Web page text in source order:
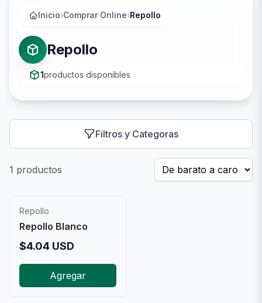
Inicio›Comprar Online›Repollo
Repollo
1productos disponibles
Filtros y Categoras
1 productos
Repollo
Repollo Blanco
$4.04 USD
Agregar